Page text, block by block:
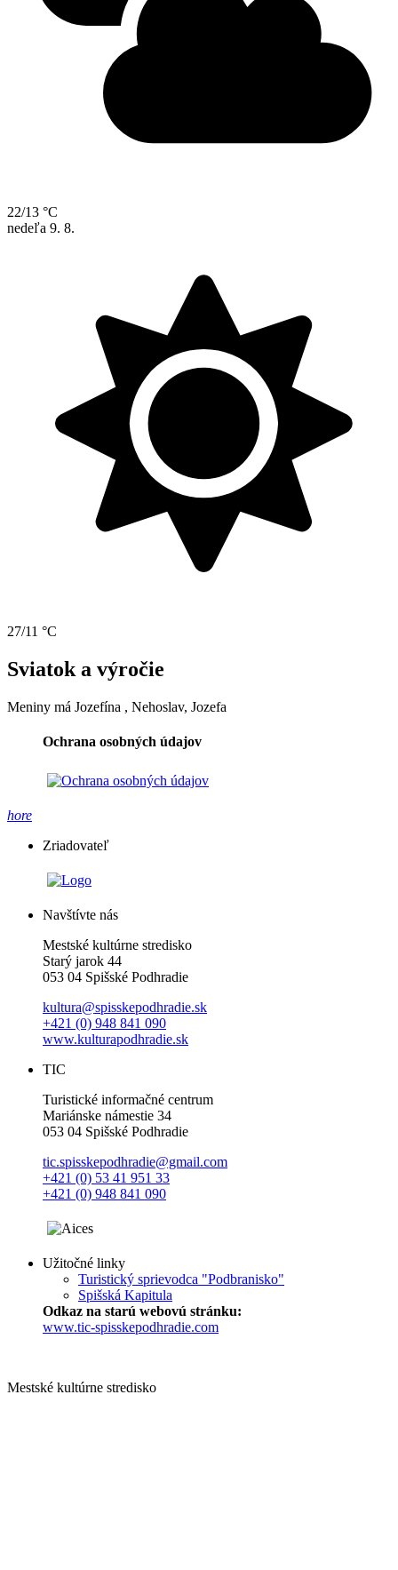
22/13 °C
nedeľa 9. 8.
27/11 °C
Sviatok a výročie
Meniny má Jozefína , Nehoslav, Jozefa
Ochrana osobných údajov
hore
Zriadovateľ
Navštívte nás
Mestské kultúrne stredisko
Starý jarok 44
053 04 Spišské Podhradie
kultura@spisskepodhradie.sk
+421 (0) 948 841 090
www.kulturapodhradie.sk
TIC
Turistické informačné centrum
Mariánske námestie 34
053 04 Spišské Podhradie
tic.spisskepodhradie@gmail.com
+421 (0) 53 41 951 33
+421 (0) 948 841 090
Užitočné linky
Turistický sprievodca "Podbranisko"
Spišská Kapitula
Odkaz na starú webovú stránku:
www.tic-spisskepodhradie.com
Mestské kultúrne stredisko